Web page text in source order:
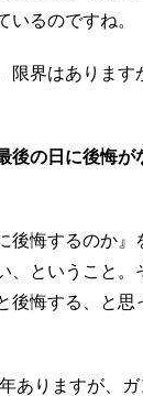
いるのですね。
限界はありま
後の日に後悔
後悔するのか
、ということ
後悔する、と
ありますが、